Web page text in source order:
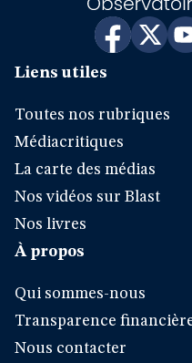
Liens utiles
Toutes nos rubriques
Médiacritiques
La carte des médias
Nos vidéos sur Blast
Nos livres
À propos
Qui sommes-nous
Transparence
Nous contacter